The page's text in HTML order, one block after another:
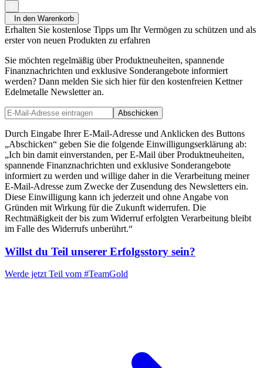
In den Warenkorb
Erhalten Sie kostenlose Tipps um Ihr Vermögen zu schützen und als
erster von neuen Produkten zu erfahren
Sie möchten regelmäßig über Produktneuheiten, spannende
Finanznachrichten und exklusive Sonderangebote informiert
werden? Dann melden Sie sich hier für den kostenfreien Kettner
Edelmetalle Newsletter an.
Abschicken
Durch Eingabe Ihrer E-Mail-Adresse und Anklicken des Buttons
„Abschicken“ geben Sie die folgende Einwilligungserklärung ab:
„Ich bin damit einverstanden, per E-Mail über Produktneuheiten,
spannende Finanznachrichten und exklusive Sonderangebote
informiert zu werden und willige daher in die Verarbeitung meiner
E-Mail-Adresse zum Zwecke der Zusendung des Newsletters ein.
Diese Einwilligung kann ich jederzeit und ohne Angabe von
Gründen mit Wirkung für die Zukunft widerrufen. Die
Rechtmäßigkeit der bis zum Widerruf erfolgten Verarbeitung bleibt
im Falle des Widerrufs unberührt.“
Willst du Teil unserer Erfolgsstory sein?
Werde jetzt Teil vom #TeamGold